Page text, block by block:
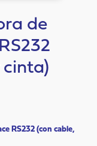
de
cinta)
RS232 (con cable,